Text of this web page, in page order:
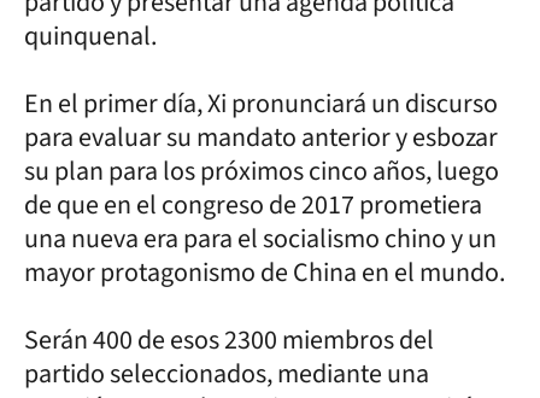
quinquenal.
En el primer día, Xi pronunciará un discurso
para evaluar su mandato anterior y esbozar
su plan para los próximos cinco años, luego
de que en el congreso de 2017 prometiera
una nueva era para el socialismo chino y un
mayor protagonismo de China en el mundo.
Serán 400 de esos 2300 miembros del
partido seleccionados, mediante una